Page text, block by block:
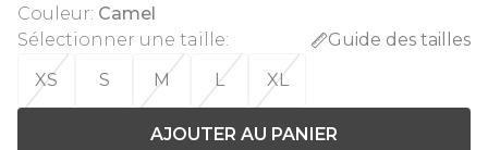
Couleur: Camel
Sélectionner une taille:
Guide des tailles
XS
S M L XL
AJOUTER AU PANIER